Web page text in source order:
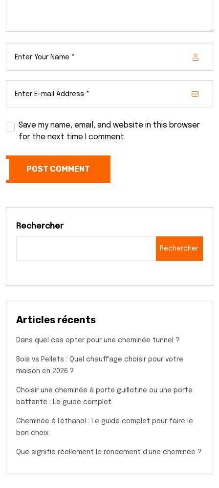
Save my name, email, and website in this browser
for the next time I comment.
POST COMMENT
Rechercher
Rechercher
Articles récents
Dans quel cas opter pour une cheminée tunnel ?
Bois vs Pellets : Quel chauffage choisir pour votre
maison en 2026 ?
Choisir une cheminée à porte guillotine ou une porte
battante : Le guide complet
Cheminée à l’éthanol : Le guide complet pour faire le
bon choix
Que signifie réellement le rendement d’une cheminée ?